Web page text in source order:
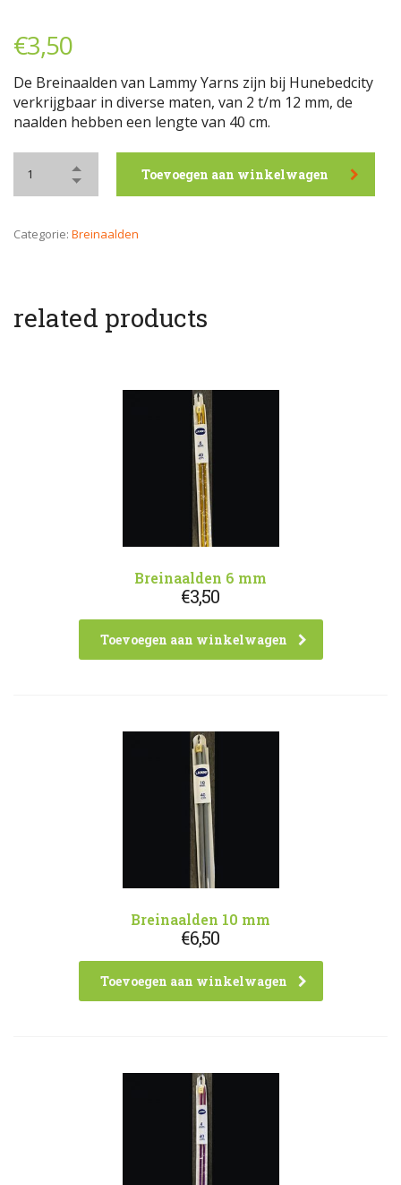
€3,50
De Breinaalden van Lammy Yarns zijn bij Hunebedcity
verkrijgbaar in diverse maten, van 2 t/m 12 mm, de
naalden hebben een lengte van 40 cm.
Toevoegen aan winkelwagen
Categorie: Breinaalden
related products
Breinaalden 6 mm
€3,50
Toevoegen aan winkelwagen
Breinaalden 10 mm
€6,50
Toevoegen aan winkelwagen